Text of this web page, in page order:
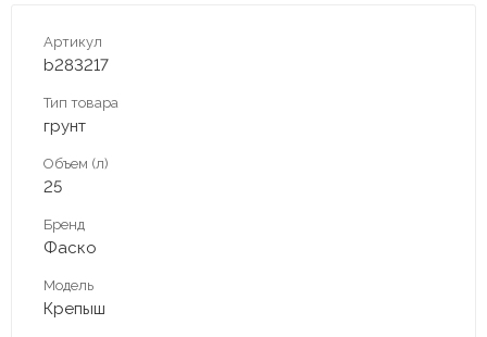
Артикул
b283217
Тип товара
грунт
Объем (л)
25
Бренд
Фаско
Модель
Крепыш